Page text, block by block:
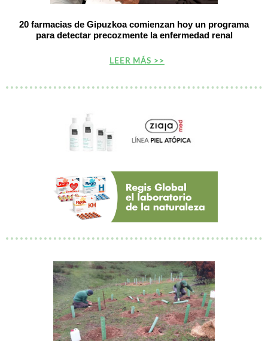
20 farmacias de Gipuzkoa comienzan hoy un programa
para detectar precozmente la enfermedad renal
LEER MÁS >>